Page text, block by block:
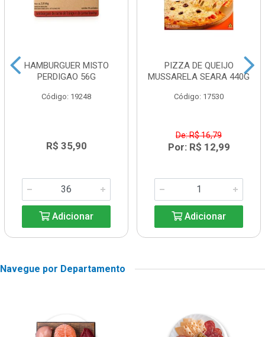
HAMBURGUER MISTO
PERDIGAO 56G
Código: 19248
R$ 35,90
Adicionar
PIZZA DE QUEIJO
MUSSARELA SEARA 440G
Código: 17530
De: R$ 16,79
Por: R$ 12,99
Adicionar
Navegue por Departamento